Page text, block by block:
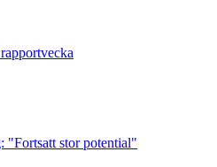
"Fortsatt stor potential"